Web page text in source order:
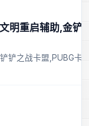
明重启辅助,金铲
铲之战卡盟,PUBG卡